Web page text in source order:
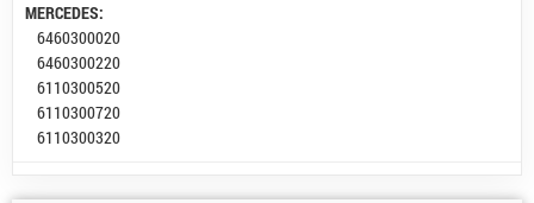
MERCEDES:
6460300020
6460300220
6110300520
6110300720
6110300320